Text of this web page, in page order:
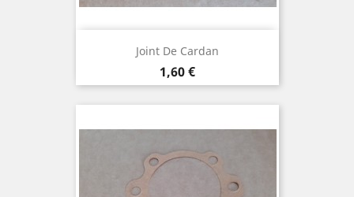
Joint De Cardan
Prix
1,60 €